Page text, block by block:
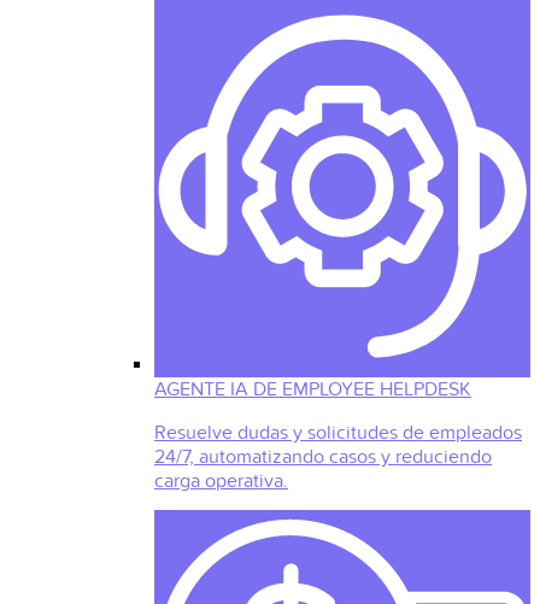
AGENTE IA DE EMPLOYEE HELPDESK
Resuelve dudas y solicitudes de empleados
24/7, automatizando casos y reduciendo
carga operativa.